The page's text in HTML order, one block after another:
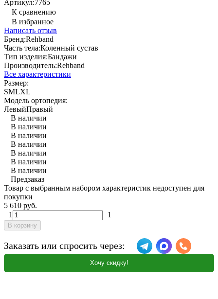
Артикул:7765
К сравнению
В избранное
Написать отзыв
Бренд:Rehband
Часть тела:Коленный сустав
Тип изделия:Бандажи
Производитель:Rehband
Все характеристики
Размер:
SMLXL
Модель ортопедия:
ЛевыйПравый
В наличии
В наличии
В наличии
В наличии
В наличии
В наличии
В наличии
Предзаказ
Товар с выбранным набором характеристик недоступен для
покупки
5 610 руб.
1
1
В корзину
Заказать или спросить через:
Хочу скидку!